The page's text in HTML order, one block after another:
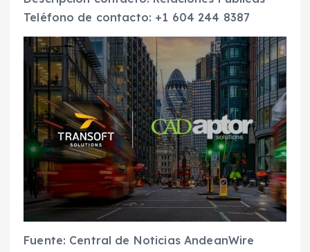
Teléfono de contacto: +1 604 244 8387
Fuente: Central de Noticias AndeanWire